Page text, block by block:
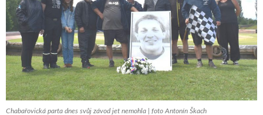
Chabařovická parta dnes svůj závod jet nemohla | foto Antonín Škach